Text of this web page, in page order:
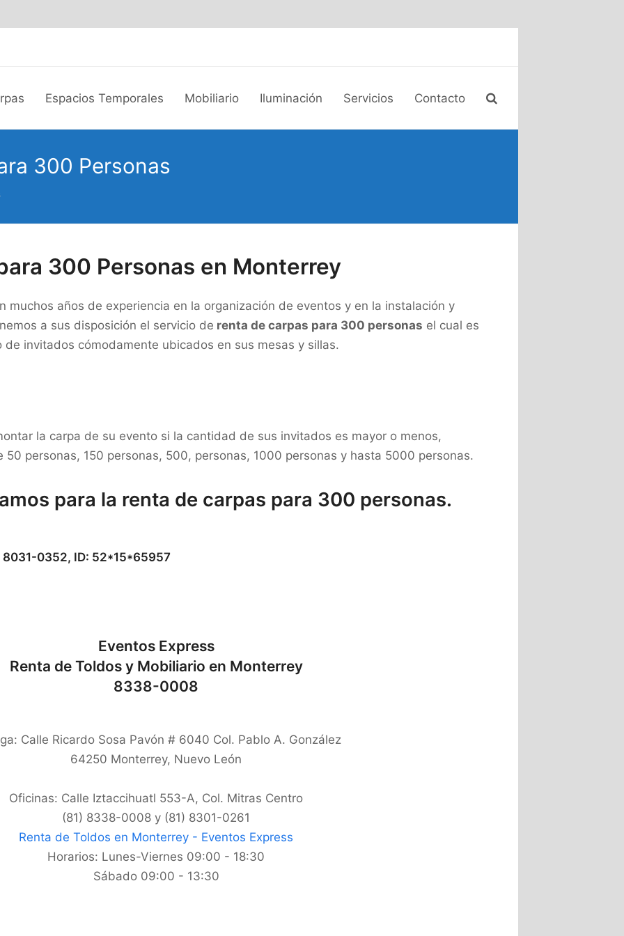
Espacios Temporales Mobiliario Iluminación Servicios Contacto
300 Personas
300 Personas en Monterrey
muchos años de experiencia en la organización de eventos y en la instalación y
a sus disposición el servicio de renta de carpas para 300 personas el cual es
invitados cómodamente ubicados en sus mesas y sillas.
la carpa de su evento si la cantidad de sus invitados es mayor o menos,
personas, 150 personas, 500, personas, 1000 personas y hasta 5000 personas.
para la renta de carpas para 300 personas.
0352, ID: 52*15*65957
Eventos Express
Renta de Toldos y Mobiliario en Monterrey
8338-0008
Calle Ricardo Sosa Pavón # 6040 Col. Pablo A. González
64250 Monterrey, Nuevo León
Oficinas: Calle Iztaccihuatl 553-A, Col. Mitras Centro
(81) 8338-0008 y (81) 8301-0261
Renta de Toldos en Monterrey - Eventos Express
Horarios: Lunes-Viernes 09:00 - 18:30
Sábado 09:00 - 13:30